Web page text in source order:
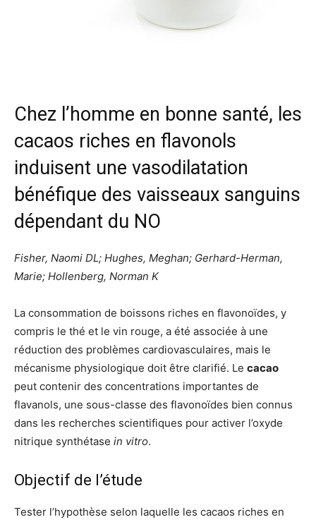
Chez l’homme en bonne santé, les
cacaos riches en flavonols
induisent une vasodilatation
bénéfique des vaisseaux sanguins
dépendant du NO
Fisher, Naomi DL; Hughes, Meghan; Gerhard-Herman,
Marie; Hollenberg, Norman K
La consommation de boissons riches en flavonoïdes, y
compris le thé et le vin rouge, a été associée à une
réduction des problèmes cardiovasculaires, mais le
mécanisme physiologique doit être clarifié. Le cacao
peut contenir des concentrations importantes de
flavanols, une sous-classe des flavonoïdes bien connus
dans les recherches scientifiques pour activer l’oxyde
nitrique synthétase in vitro.
Objectif de l’étude
Tester l’hypothèse selon laquelle les cacaos riches en